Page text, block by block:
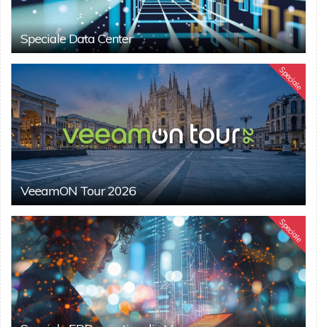
Speciale Data Center
Speciale
VeeamON Tour 2026
Speciale